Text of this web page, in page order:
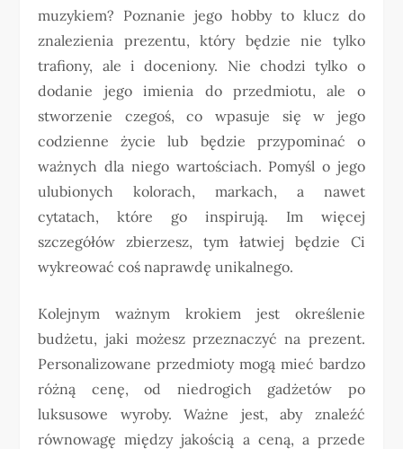
muzykiem? Poznanie jego hobby to klucz do
znalezienia prezentu, który będzie nie tylko
trafiony, ale i doceniony. Nie chodzi tylko o
dodanie jego imienia do przedmiotu, ale o
stworzenie czegoś, co wpasuje się w jego
codzienne życie lub będzie przypominać o
ważnych dla niego wartościach. Pomyśl o jego
ulubionych kolorach, markach, a nawet
cytatach, które go inspirują. Im więcej
szczegółów zbierzesz, tym łatwiej będzie Ci
wykreować coś naprawdę unikalnego.
Kolejnym ważnym krokiem jest określenie
budżetu, jaki możesz przeznaczyć na prezent.
Personalizowane przedmioty mogą mieć bardzo
różną cenę, od niedrogich gadżetów po
luksusowe wyroby. Ważne jest, aby znaleźć
równowagę między jakością a ceną, a przede